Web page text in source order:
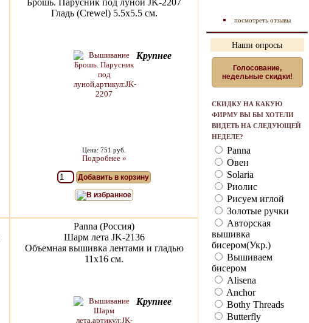
Брошь. Парусник под луной JK-2207
Гладь (Crewel) 5.5х5.5 см.
Крупнее
Цена: 751 руб.
Подробнее »
Добавить в корзину
В избранное
Panna (Россия)
Шарм лета JK-2136
Объемная вышивка лентами и гладью
11х16 см.
Крупнее
посмотреть отзывы
Наши опросы
Голосование,
недельные скидки!
СКИДКУ НА КАКУЮ
ФИРМУ ВЫ БЫ ХОТЕЛИ
ВИДЕТЬ НА СЛЕДУЮЩЕЙ
НЕДЕЛЕ?
Panna
Овен
Solaria
Риолис
Рисуем иглой
Золотые ручки
Авторская
вышивка
бисером(Укр.)
Вышиваем
бисером
Alisena
Anchor
Bothy Threads
Butterfly